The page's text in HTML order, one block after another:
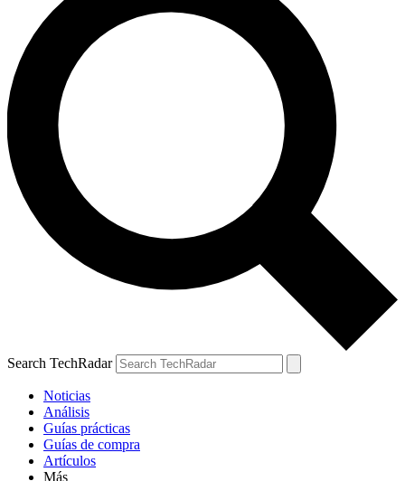
Search TechRadar
Noticias
Análisis
Guías prácticas
Guías de compra
Artículos
Más